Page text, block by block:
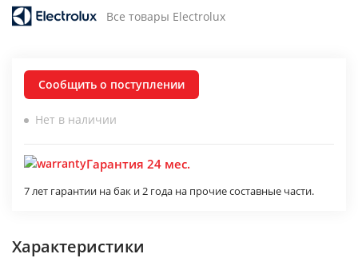
Все товары Electrolux
Сообщить о поступлении
Нет в наличии
Гарантия 24 мес.
7 лет гарантии на бак и 2 года на прочие составные части.
Характеристики